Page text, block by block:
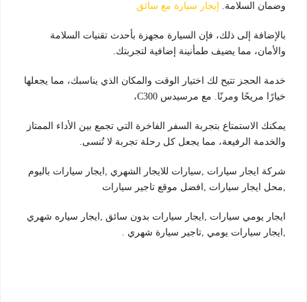
وضمان السلامة. إيجار سيارة مع سائق
بالإضافة إلى ذلك، فإن السيارة مجهزة بأحدث تقنيات السلامة
والأمان، مما يضيف طمأنينة إضافية لتجربتك.
خدمة الحجز تتيح لك اختيار الوقت والمكان الذي يناسبك، مما يجعلها
خيارًا مريحًا ومرنًا. مع مرسيدس C300،
يمكنك الاستمتاع بتجربة السفر الفاخرة التي تجمع بين الأداء الممتاز
والخدمة الرفيعة، مما يجعل كل رحلة تجربة لا تُنسى.
شركة ايجار سيارات ,سيارات للايجار الشهري ,ايجار سيارات باليوم
,محل ايجار سيارات ,افضل موقع تاجير سيارات
ايجار يومي سيارات ,ايجار سيارات بدون سائق ,ايجار سياره شهري
,ايجار سيارات يومي ,تاجير سيارة شهري .